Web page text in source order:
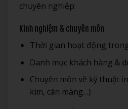
chuyên nghiệp:
Kinh nghiệm & chuyên môn
Thời gian hoạt động
Danh mục khách hàng &
Chuyên môn về kỹ thuật
kim, cán màng…)